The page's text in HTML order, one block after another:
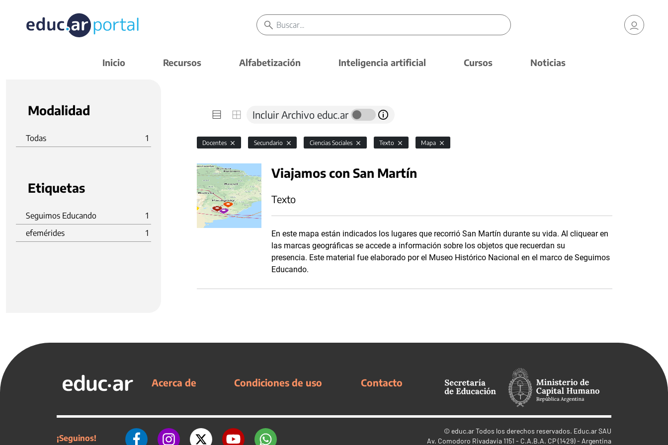
Inicio Recursos Alfabetización Inteligencia artificial Cursos Noticias
Modalidad
Todas 1
Etiquetas
Seguimos Educando
1
efemérides
1
Incluir Archivo educ.ar
Docentes Secundario Ciencias Sociales Texto Mapa
Viajamos con San Martín
Texto
En este mapa están indicados los lugares que recorrió San Martín durante su vida. Al cliquear en
las marcas geográficas se accede a información sobre los objetos que recuerdan su
presencia. Este material fue elaborado por el Museo Histórico Nacional en el marco de Seguimos
Educando.
Acerca de Condiciones de uso Contacto
¡Seguinos!
© educ.arTodos los derechos reservados. Educ.ar SAU
Av. Comodoro Rivadavia 1151 - C.A.B.A. CP (1429) - Argentina